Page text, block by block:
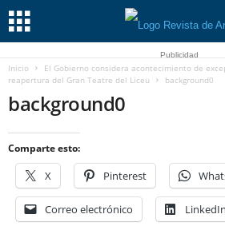
Publicidad
Inicio
El Gobierno considera acontecimiento de
reapertura del Gran Teatre del Liceu
background0
background0
Comparte esto:
X Pinterest
Correo electrónico LinkedIn